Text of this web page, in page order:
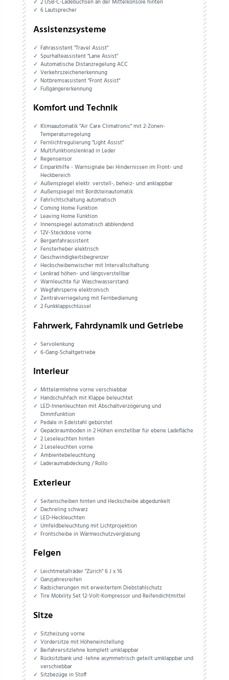
2 USB-C-Ladebuchsen an der Mittelkonsole hinten
6 Lautsprecher
Assistenzsysteme
Fahrassistent "Travel Assist"
Spurhalteassistent "Lane Assist"
Automatische Distanzregelung ACC
Verkehrszeichenerkennung
Notbremsassistent "Front Assist"
Fußgängererkennung
Komfort und Technik
Klimaautomatik "Air Care Climatronic" mit 2-Zonen-
Temperaturregelung
Fernlichtregulierung "Light Assist"
Multifunktionslenkrad in Leder
Regensensor
Einparkhilfe - Warnsignale bei Hindernissen im Front- und
Heckbereich
Außenspiegel elektr. verstell-, beheiz- und anklappbar
Außenspiegel mit Bordsteinautomatik
Fahrlichtschaltung automatisch
Coming Home Funktion
Leaving Home Funktion
Innenspiegel automatisch abblendend
12V-Steckdose vorne
Berganfahrassistent
Fensterheber elektrisch
Geschwindigkeitsbegrenzer
Heckscheibenwischer mit Intervallschaltung
Lenkrad höhen- und längsverstellbar
Warnleuchte für Waschwasserstand
Wegfahrsperre elektronisch
Zentralverriegelung mit Fernbedienung
2 Funkklappschlüssel
Fahrwerk, Fahrdynamik und Getriebe
Servolenkung
6-Gang-Schaltgetriebe
Interieur
Mittelarmlehne vorne verschiebbar
Handschuhfach mit Klappe beleuchtet
LED-Innenleuchten mit Abschaltverzögerung und
Dimmfunktion
Pedale in Edelstahl gebürstet
Gepäckraumboden in 2 Höhen einstellbar für ebene Ladefläche
2 Leseleuchten hinten
2 Leseleuchten vorne
Ambientebeleuchtung
Laderaumabdeckung / Rollo
Exterieur
Seitenscheiben hinten und Heckscheibe abgedunkelt
Dachreling schwarz
LED-Heckleuchten
Umfeldbeleuchtung mit Lichtprojektion
Frontscheibe in Wärmeschutzverglasung
Felgen
Leichtmetallräder "Zürich" 6 J x 16
Ganzjahresreifen
Radsicherungen mit erweitertem Diebstahlschutz
Tire Mobility Set 12-Volt-Kompressor und Reifendichtmittel
Sitze
Sitzheizung vorne
Vordersitze mit Höheneinstellung
Beifahrersitzlehne komplett umklappbar
Rücksitzbank und -lehne asymmetrisch geteilt umklappbar und
verschiebbar
Sitzbezüge in Stoff